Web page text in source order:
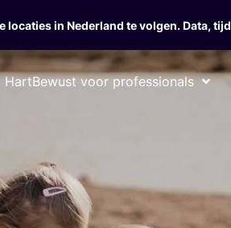
in Nederland te volgen. Data,
HartBewust voor professionals